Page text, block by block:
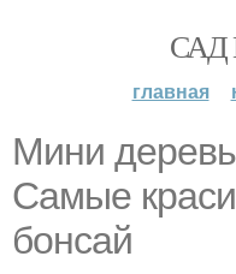
САД
главная
Мини
Самые
бонсай